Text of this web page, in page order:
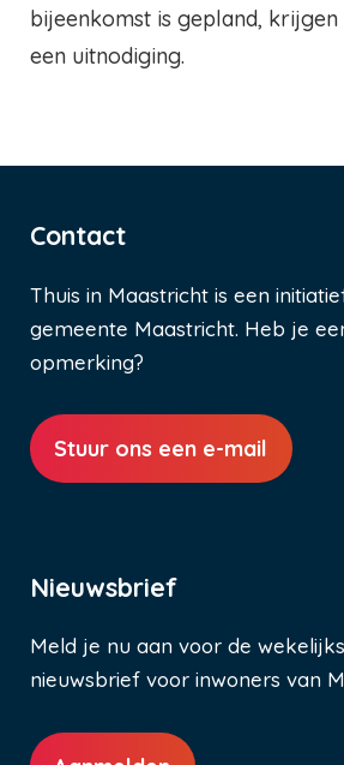
bijeenkomst is gepland,
een uitnodiging.
Contact
Thuis in Maastricht is een
gemeente Maastricht. Heb je
opmerking?
Stuur ons een e-mail
Nieuwsbrief
Meld je nu aan voor de
nieuwsbrief voor inwoners van